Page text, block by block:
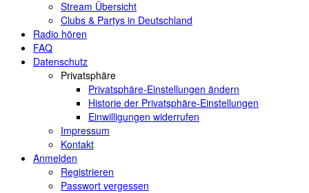
Stream Übersicht
Clubs & Partys in Deutschland
Radio hören
FAQ
Datenschutz
Privatsphäre
Privatsphäre-Einstellungen ändern
Historie der Privatsphäre-Einstellungen
Einwilligungen widerrufen
Impressum
Kontakt
Anmelden
Registrieren
Passwort vergessen